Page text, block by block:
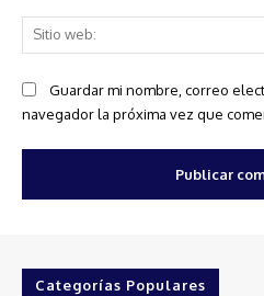
Guardar mi nombre, correo
navegador la próxima vez que
Categorías Populares